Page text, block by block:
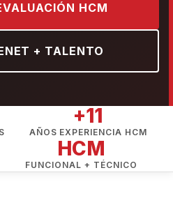
HCM
+ TALENTO
+11
AÑOS EXPERIENCIA HCM
HCM
FUNCIONAL + TÉCNICO